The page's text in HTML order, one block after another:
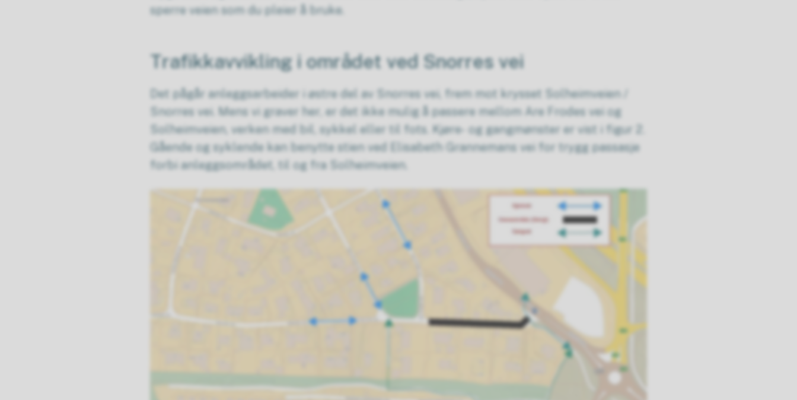
sperre veien som du pleier å bruke.
Trafikkavvikling i området ved Snorres vei
Det pågår anleggsarbeider i østre del av Snorres vei, frem mot krysset Solheimveien /
Snorres vei. Mens vi graver her, er det ikke mulig å passere mellom Are Frodes vei og
Solheimveien, verken med bil, sykkel eller til fots. Kjøre- og gangmønster er vist i figur 2.
Gående og syklende kan benytte stien ved Elisabeth Grannemans vei for trygg passasje
forbi anleggsområdet, til og fra Solheimveien.